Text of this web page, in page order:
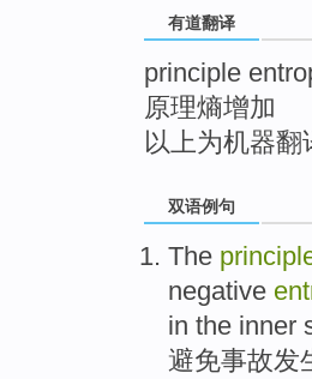
有道翻译
principle
原理熵增加
以上为机器
双语例句
The
negative
in the inner
避免事故发